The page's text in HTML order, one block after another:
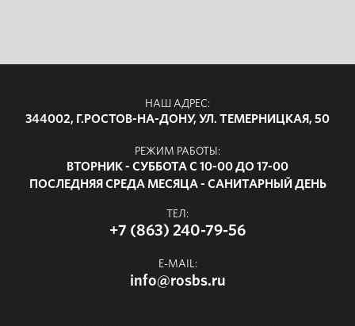
НАШ АДРЕС:
344002, Г.РОСТОВ-НА-ДОНУ, УЛ. ТЕМЕРНИЦКАЯ, 50
РЕЖИМ РАБОТЫ:
ВТОРНИК - СУББОТА С 10-00 ДО 17-00
ПОСЛЕДНЯЯ СРЕДА МЕСЯЦА - САНИТАРНЫЙ ДЕНЬ
ТЕЛ:
+7 (863) 240-79-56
E-MAIL:
info@rosbs.ru